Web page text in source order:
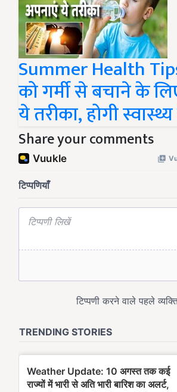
Summer Health
को गर्मी से बचाने के
ये तरीका, होगी
Share your comments